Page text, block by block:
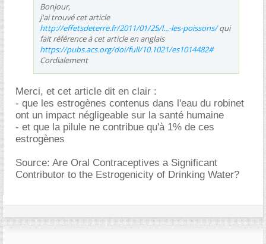
Bonjour,
j'ai trouvé cet article
http://effetsdeterre.fr/2011/01/25/l...-les-poissons/qui
fait référence à cet article en anglais
https://pubs.acs.org/doi/full/10.1021/es1014482#
Cordialement
Merci, et cet article dit en clair :
- que les estrogènes contenus dans l'eau du robinet
ont un impact négligeable sur la santé humaine
- et que la pilule ne contribue qu'à 1% de ces
estrogènes
Source: Are Oral Contraceptives a Significant
Contributor to the Estrogenicity of Drinking Water?